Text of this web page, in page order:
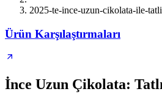
2025-te-ince-uzun-cikolata-ile-
Ürün Karşılaştırmaları
İnce Uzun Çikolata: